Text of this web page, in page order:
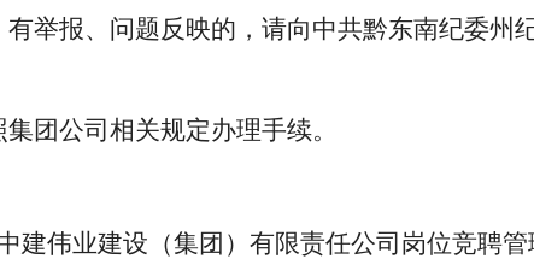
有举报、问题反映的， 请向中共黔东南纪委州
集团公司相关规定办理手续。
建伟业建设 （集团） 有限责任公司 岗位竞聘管